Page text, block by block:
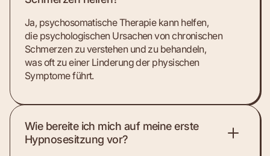
Ja, psychosomatische Therapie kann helfen,
die psychologischen Ursachen von chronischen
Schmerzen zu verstehen und zu behandeln,
was oft zu einer Linderung der physischen
Symptome führt.
Wie bereite ich mich auf meine erste
Hypnosesitzung vor?